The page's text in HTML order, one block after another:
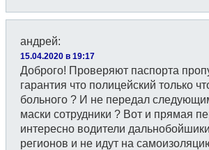
андрей:
15.04.2020 в 19:17
Доброго! Проверяют паспорта
гарантия что полицейский только
больного ? И не передал
маски сотрудники ? Вот и прямая
интересно водители
регионов и не идут на